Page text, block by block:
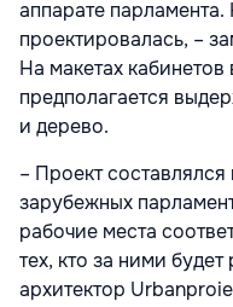
аппарате
проектировалась, –
На макетах кабинетов
предполагается
и дерево.
– Проект
зарубежных
рабочие места
тех, кто за ними
архитектор